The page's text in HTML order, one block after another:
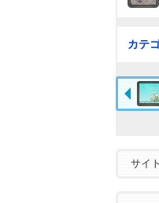
カテ
サイ